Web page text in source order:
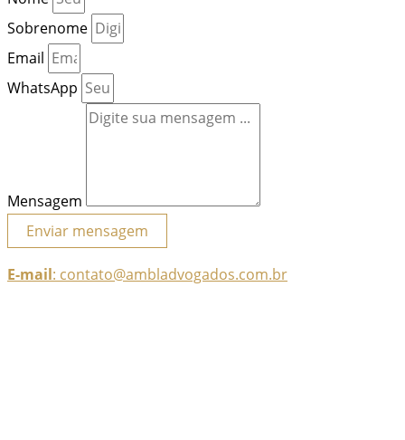
Sobrenome
Email
WhatsApp
Mensagem
Enviar mensagem
E-mail: contato@ambladvogados.com.br